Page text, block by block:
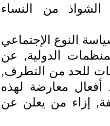
من النساء
النوع الإجتماعي
الدولية, عن
للحد من التطرف,
معارضة لهذه
إزاء من يعلن عن